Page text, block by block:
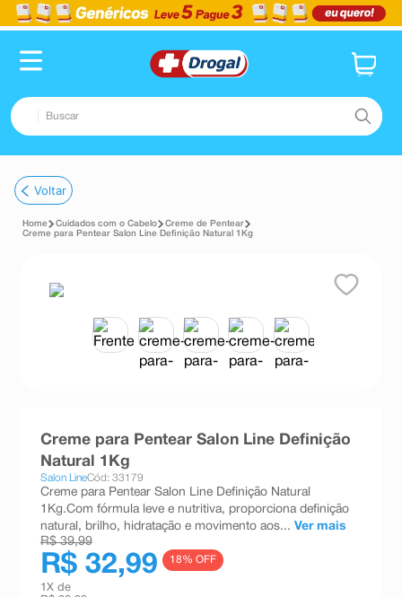
Buscar
1º fralda
2º pampers confort sec max
lenço umedecido
esmalte
10ºabsorvente
Voltar
Cuidados com o Cabelo
Creme de Pentear
Creme para Pentear Salon Line Definição Natural 1Kg
Creme para Pentear Salon Line Definição
Natural 1Kg
Salon LineCód: 33179
Creme para Pentear Salon Line Definição Natural
1Kg.Com fórmula leve e nutritiva, proporciona definição
natural, brilho, hidratação e movimento aos... Ver mais
R$ 39,99
R$ 32,99 18% OFF
1 X de